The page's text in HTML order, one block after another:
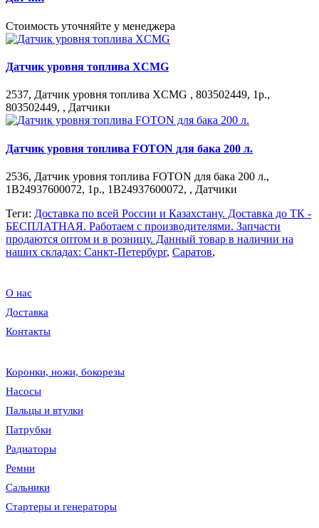
Стоимость уточняйте у менеджера
Датчик уровня топлива XCMG
2537, Датчик уровня топлива XCMG , 803502449, 1р.,
803502449, , Датчики
Датчик уровня топлива FOTON для бака 200 л.
2536, Датчик уровня топлива FOTON для бака 200 л.,
1B24937600072, 1р., 1B24937600072, , Датчики
Теги: Доставка по всей России и Казахстану. Доставка до ТК -
БЕСПЛАТНАЯ. Работаем c производителями. Запчасти
продаются оптом и в розницу. Данный товар в наличии на
наших складах: Санкт-Петербург, Саратов,
О нас
Доставка
Контакты
Коронки, ножи, бокорезы
Насосы
Пальцы и втулки
Патрубки
Радиаторы
Ремни
Сальники
Стартеры и генераторы